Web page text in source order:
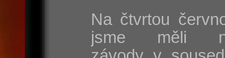
Na čtvrtou
jsme měli